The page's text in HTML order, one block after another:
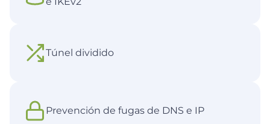
Túnel dividido
Prevención de fugas de DNS e IP